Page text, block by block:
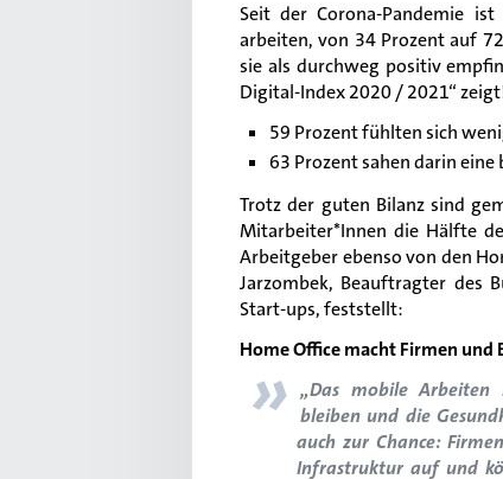
Seit derCorona-Pandemie ist
arbeiten, von 34 Prozent auf 72
sie als durchweg positiv
Digital-Index 2020 / 2021“zeigt
59 Prozentfühltensich
63 Prozentsahen darineine
Trotz der guten Bilanzsind
Mitarbeiter*Innen die Hälfte d
Arbeitgeber ebenso von den
Jarzombek, Beauftragter des
Start-ups, feststellt:
Home Officemacht Firmen und
» „Das mobile
bleiben und die
auch zur Chance:
Infrastruktur auf und